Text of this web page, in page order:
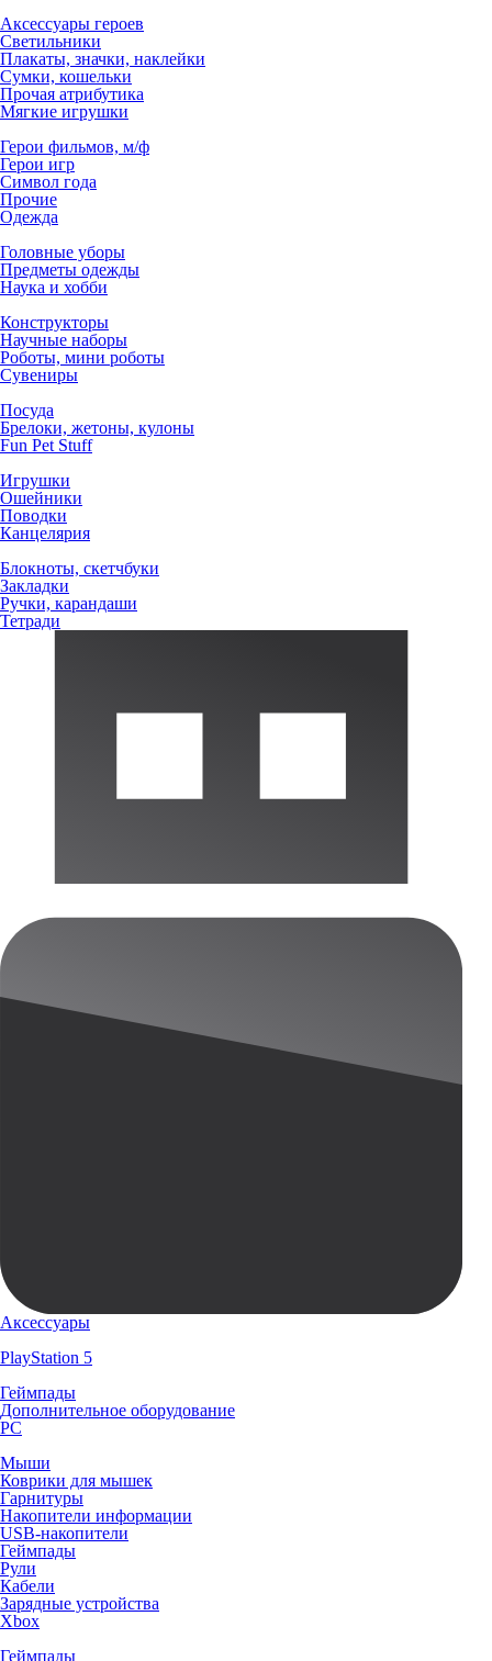
Аксессуары героев
Светильники
Плакаты, значки, наклейки
Сумки, кошельки
Прочая атрибутика
Мягкие игрушки
Герои фильмов, м/ф
Герои игр
Символ года
Прочие
Одежда
Головные уборы
Предметы одежды
Наука и хобби
Конструкторы
Научные наборы
Роботы, мини роботы
Сувениры
Посуда
Брелоки, жетоны, кулоны
Fun Pet Stuff
Игрушки
Ошейники
Поводки
Канцелярия
Блокноты, скетчбуки
Закладки
Ручки, карандаши
Тетради
Аксессуары
PlayStation 5
Геймпады
Дополнительное оборудование
PC
Мыши
Коврики для мышек
Гарнитуры
Накопители информации
USB-накопители
Геймпады
Рули
Кабели
Зарядные устройства
Xbox
Геймпады